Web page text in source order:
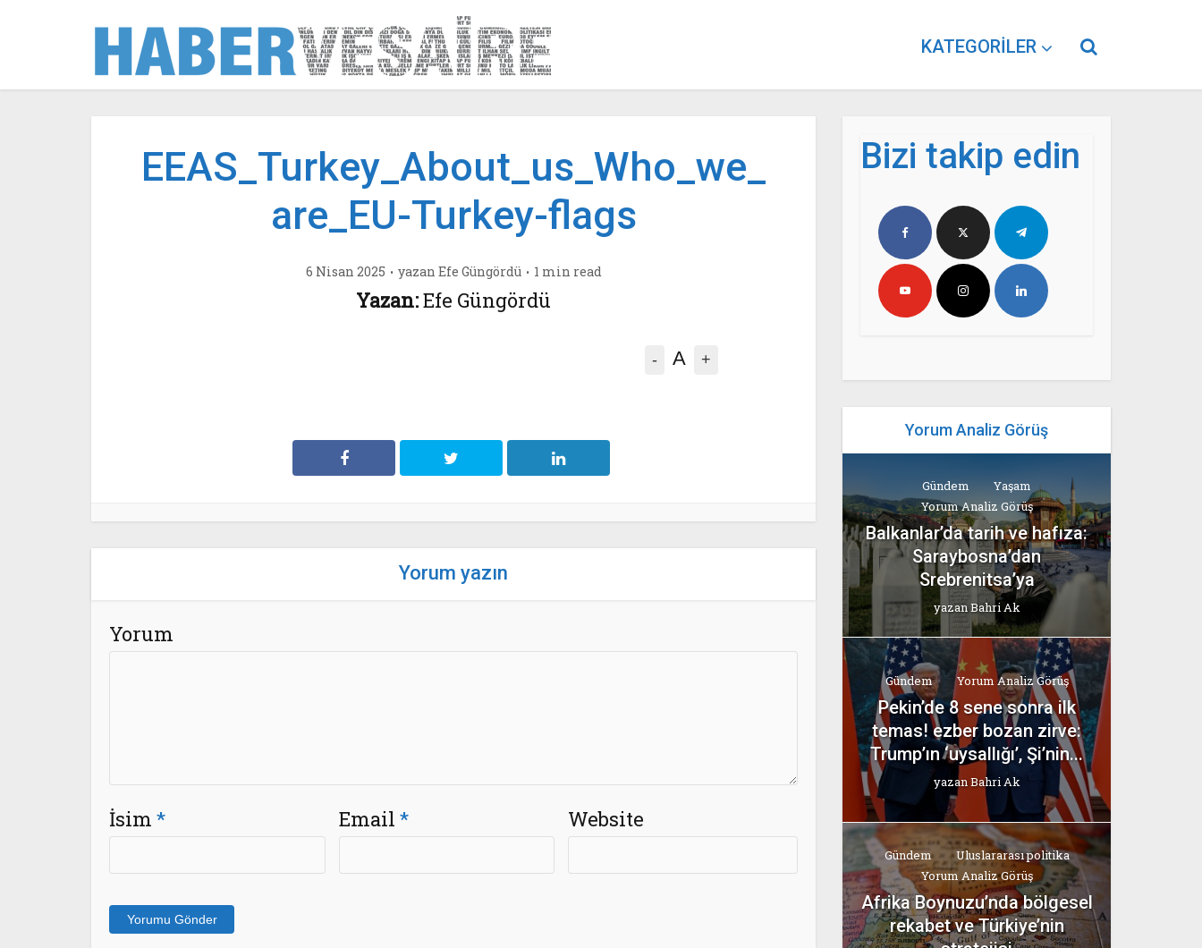
KATEGORILER
EEAS_Turkey_About_us_Who_we_
are_EU-Turkey-flags
6 Nisan 2025 yazan Efe Güngördü 1 min read
Yazan:Efe Güngördü
- A +
Yorum yazın
Yorum
İsim * Email * Website
Bizi takip edin
Yorum Analiz Görüş
Gündem
Yaşam
Yorum Analiz Görüş
Balkanlar’da tarih ve hafıza:
Saraybosna’dan
Srebrenitsa’ya
yazanBahri Ak
Gündem Yorum Analiz Görüş
Pekin’de 8 sene sonra ilk
temas! ezber bozan zirve:
Trump’ın ‘uysallığı’, Şi’nin...
yazanBahri Ak
Gündem
Uluslararası politika
Yorum Analiz Görüş
Afrika Boynuzu’nda bölgesel
rekabet ve Türkiye’nin